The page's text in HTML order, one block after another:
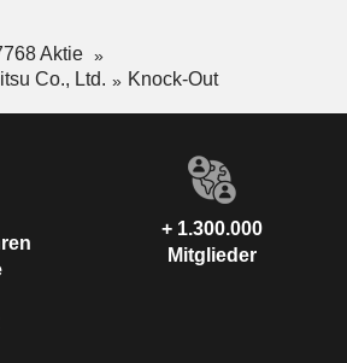
Aktie
Co., Ltd.
Knock-Out
+ 1.300.000
Mitglieder